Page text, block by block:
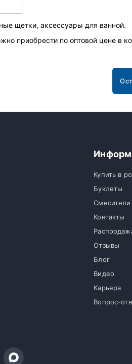
щетки, аксессуары для ванной.
приобрести по оптовой цене в
Купить в
Буклеты
Смесители
Контакты
Отзывы
Блог
Видео
Карьера
Вопрос-